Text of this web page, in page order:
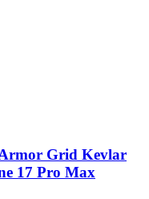
Grid Kevlar
17 Pro Max